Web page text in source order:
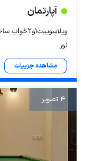
آپارتمان
ویلاسوییت۱و۲خواب ساحلی ایزدشهرتانور
نور
مشاهده جزییات
4 تصویر